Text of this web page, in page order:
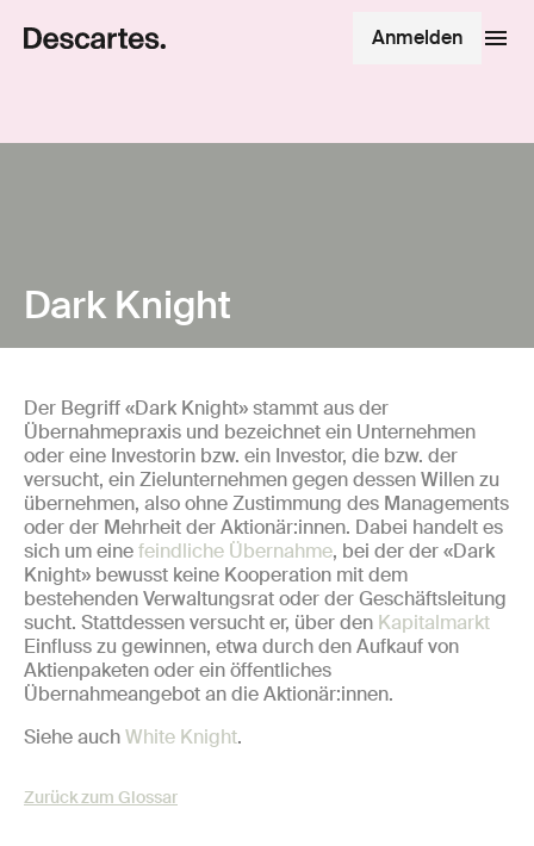
Anmelden
Dark Knight
Der Begriff «Dark Knight» stammt aus der
Übernahmepraxis und bezeichnet ein Unternehmen
oder eine Investorin bzw. ein Investor, die bzw. der
versucht, ein Zielunternehmen gegen dessen Willen zu
übernehmen, also ohne Zustimmung des Managements
oder der Mehrheit der Aktionär:innen. Dabei handelt es
sich um einefeindliche Übernahme, bei der der «Dark
Knight» bewusst keine Kooperation mit dem
bestehenden Verwaltungsrat oder der Geschäftsleitung
sucht. Stattdessen versucht er, über den Kapitalmarkt
Einfluss zu gewinnen, etwa durch den Aufkauf von
Aktienpaketen oder ein öffentliches
Übernahmeangebot an die Aktionär:innen.
Siehe auchWhite Knight.
Zurück zum Glossar